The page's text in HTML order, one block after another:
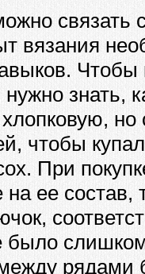
связать
вязания
Чтобы
нужно знать,
но
чтобы
При
ее
было